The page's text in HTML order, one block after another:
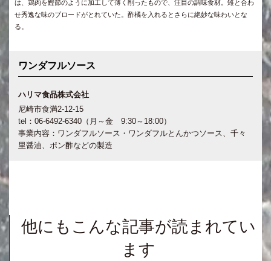
は、鶏肉を鰹節のように加工して薄く削ったもので、注目の調味食材。雉と合わ
せ秀逸な味のブロードがとれていた。酢橘を入れるとさらに絶妙な味わいとな
る。
ワンダフルソース
ハリマ食品株式会社
尼崎市食満2-12-15
tel：06-6492-6340（月～金 9:30～18:00）
事業内容：ワンダフルソース・ワンダフルとんかつソース、千々
里醤油、ポン酢などの製造
他にもこんな記事が読まれてい
ます